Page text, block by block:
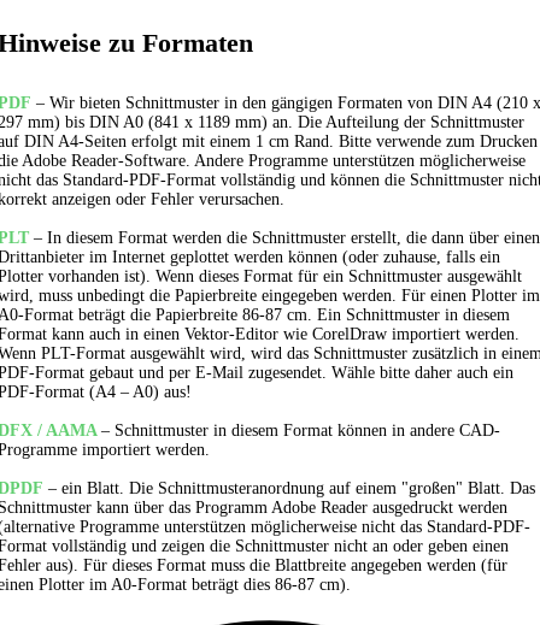
zu Formaten
– Wir bieten Schnittmuster in den gängigen Formaten von DIN A4 (210 x
mm) bis DIN A0 (841 x 1189 mm) an. Die Aufteilung der Schnittmuster
DIN A4-Seiten erfolgt mit einem 1 cm Rand. Bitte verwende zum Drucken
Adobe Reader-Software. Andere Programme unterstützen möglicherweise
das Standard-PDF-Format vollständig und können die Schnittmuster
anzeigen oder Fehler verursachen.
– In diesem Format werden die Schnittmuster erstellt, die dann über einen
im Internet geplottet werden können (oder zuhause, falls ein
vorhanden ist). Wenn dieses Format für ein Schnittmuster ausgewählt
muss unbedingt die Papierbreite eingegeben werden. Für einen Plotter im
Format beträgt die Papierbreite 86-87 cm. Ein Schnittmuster in diesem
kann auch in einen Vektor-Editor wie CorelDraw importiert werden.
PLT-Format ausgewählt wird, wird das Schnittmuster zusätzlich in
Format gebaut und per E-Mail zugesendet. Wähle bitte daher auch ein
Format (A4 – A0) aus!
/ AAMA – Schnittmuster in diesem Format können in andere CAD-
importiert werden.
– ein Blatt. Die Schnittmusteranordnung auf einem "großen" Blatt. Das
kann über das Programm Adobe Reader ausgedruckt werden
Programme unterstützen möglicherweise nicht das Standard-PDF-
vollständig und zeigen die Schnittmuster nicht an oder geben einen
aus). Für dieses Format muss die Blattbreite angegeben werden (für
Plotter im A0-Format beträgt dies 86-87 cm).